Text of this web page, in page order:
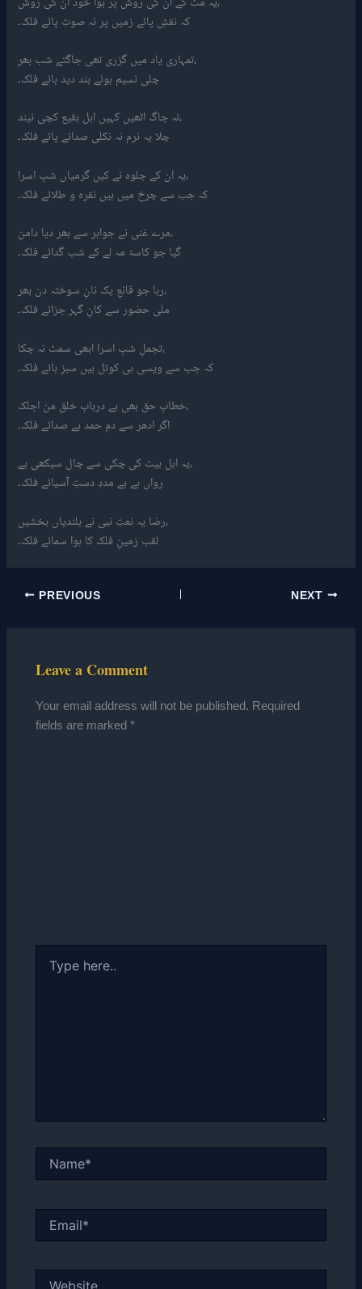
کہ نقشِ پائے زمیں پر نہ صوتِ پائے فلک۔
تمہاری یاد میں گزری تھی جاگتے شب بھر،
چلی نسیم ہوئے بند دید ہائے فلک۔
نہ جاگ اٹھیں کہیں اہل بقیع کچی نیند،
چلا یہ نرم نہ نکلی صدائے پائے فلک۔
یہ ان کے جلوہ نے کیں گرمیاں شبِ اسرا،
کہ جب سے چرخ میں ہیں نقرہ و طلائے فلک۔
مرے غنی نے جواہر سے بھر دیا دامن،
گیا جو کاسۂ مہ لے کے شب گدائے فلک۔
رہا جو قانعِ یک نانِ سوختہ دن بھر،
ملی حضور سے کانِ گہر جزائے فلک۔
تجملِ شبِ اسرا ابھی سمٹ نہ چکا،
کہ جب سے ویسی ہی کوتل ہیں سبز ہائے فلک۔
خطابِ حق بھی ہے دربابِ خلق من اجلک،
اگر ادھر سے دمِ حمد ہے صدائے فلک۔
یہ اہل بیت کی چکی سے چال سیکھی ہے،
رواں ہے بے مددِ دستِ آسیائے فلک۔
رضا یہ نعتِ نبی نے بلندیاں بخشیں،
لقب زمینِ فلک کا ہوا سمائے فلک۔
PREVIOUS NEXT
Leave a Comment
Your email address will not be published. Required
fields are marked*
here..